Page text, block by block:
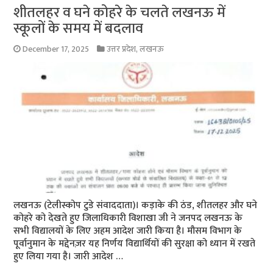
शीतलहर व घने कोहरे के चलते लखनऊ में
स्कूलों के समय में बदलाव
December 17, 2025 उत्तर प्रदेश,लखनऊ
लखनऊ (टेलीस्कोप टुडे संवाददाता)। कड़ाके की ठंड, शीतलहर और घने
कोहरे को देखते हुए जिलाधिकारी विशाखा जी ने जनपद लखनऊ के
सभी विद्यालयों के लिए अहम आदेश जारी किया है। मौसम विभाग के
पूर्वानुमान के मद्देनज़र यह निर्णय विद्यार्थियों की सुरक्षा को ध्यान में रखते
हुए लिया गया है। जारी आदेश …